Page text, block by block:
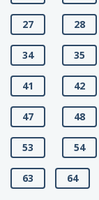
27 28
34 35
41 42
47 48
53 54
63 64